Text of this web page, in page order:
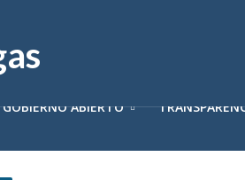
GOBIERNO ABIERTO